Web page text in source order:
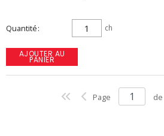
Quantité ch
AJOUTER AU
PANIER
Page de